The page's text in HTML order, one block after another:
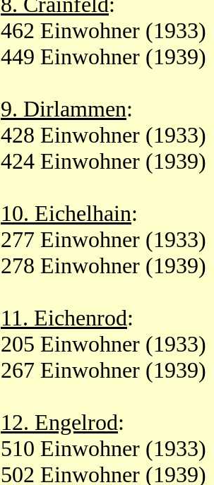
462 Einwohner (1933)
449 Einwohner (1939)
9. Dirlammen:
428 Einwohner (1933)
424 Einwohner (1939)
10. Eichelhain:
277 Einwohner (1933)
278 Einwohner (1939)
11. Eichenrod:
205 Einwohner (1933)
267 Einwohner (1939)
12. Engelrod:
510 Einwohner (1933)
502 Einwohner (1939)